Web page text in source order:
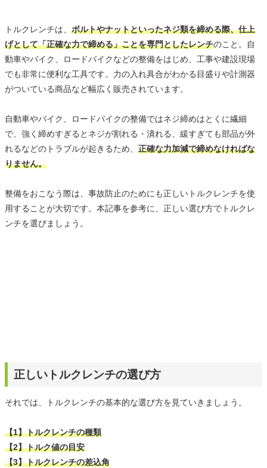
トルクレンチは、 ボルトやナットといったネジ類を締める際、仕上
げとして「正確な力で締める」ことを専門としたレンチのこと。自
動車やバイク、ロードバイクなどの整備をはじめ、工事や建設現場
でも非常に便利な工具です。力の入れ具合がわかる目盛りや計測器
がついている商品など幅広く販売されています。
自動車やバイク、ロードバイクの整備ではネジ締めはとくに繊細
で、強く締めすぎるとネジが割れる・潰れる、緩すぎても部品が外
れるなどのトラブルが起きるため、 正確な力加減で締めなければな
りません。
整備をおこなう際は、事故防止のためにも正しいトルクレンチを使
用することが大切です。本記事を参考に、正しい選び方でトルクレ
ンチを選びましょう。
正しいトルクレンチの選び方
それでは、トルクレンチの基本的な選び方を見ていきましょう。
【1】トルクレンチの種類
【2】トルク値の目安
【3】トルクレンチの差込角